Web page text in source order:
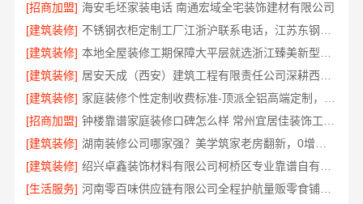
[招商加盟] 海安毛坯家装电话 南通宏域全宅装饰建材有限公司
[建筑装修]
[建筑装修]
[建筑装修]
[建筑装修]
[招商加盟]
[建筑装修]
[建筑装修]
[生活服务]
河南零百味供应链有限公司全程护航量贩零食铺无忧经营